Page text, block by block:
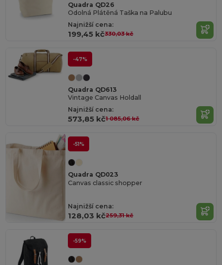
Quadra QD26
Odolná Plátěná Taška na Palubu
Najnižší cena:
199,45 kč330,03 kč
-47%
Quadra QD613
Vintage Canvas Holdall
Najnižší cena:
573,85 kč1 085,06 kč
-51%
Quadra QD023
Canvas classic shopper
Najnižší cena:
128,03 kč259,31 kč
-59%